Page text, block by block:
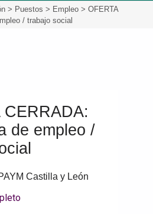
> Puestos > Empleo> OFERTA
/ trabajo social
CERRADA:
de empleo /
Castilla y León